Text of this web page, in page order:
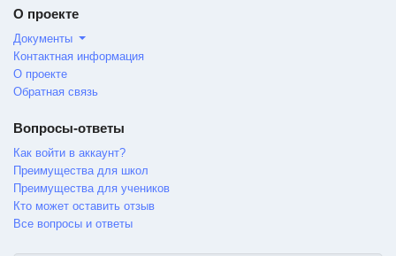
О проекте
Документы
Контактная информация
О проекте
Обратная связь
Вопросы-ответы
Как войти в аккаунт?
Преимущества для школ
Преимущества для учеников
Кто может оставить отзыв
Все вопросы и ответы